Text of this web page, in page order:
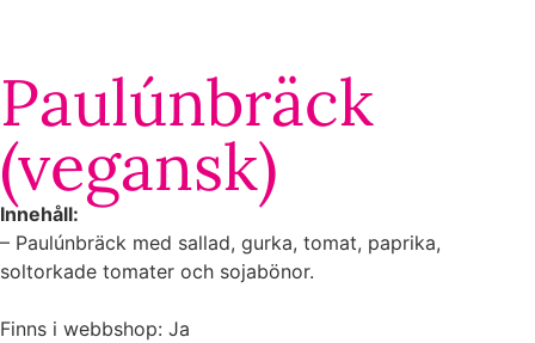
Paulúnbräck
(vegansk)
Innehåll:
– Paulúnbräck med sallad, gurka, tomat, paprika,
soltorkade tomater och sojabönor.
Finns i webbshop: Ja